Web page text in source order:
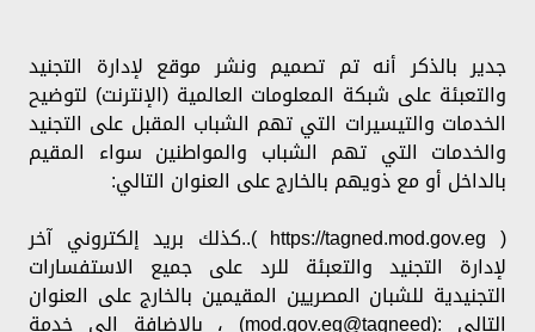
جدير بالذكر أنه تم تصميم ونشر موقع لإدارة التجنيد
والتعبئة على شبكة المعلومات العالمية (الإنترنت) لتوضيح
الخدمات والتيسيرات التي تهم الشباب المقبل على التجنيد
والخدمات التي تهم الشباب والمواطنين سواء المقيم
بالداخل أو مع ذويهم بالخارج على العنوان التالي:
( https://tagned.mod.gov.eg )..كذلك بريد إلكتروني آخر
لإدارة التجنيد والتعبئة للرد على جميع الاستفسارات
التجنيدية للشبان المصريين المقيمين بالخارج على العنوان
التالي :(mod.gov.eg@tagneed) ، بالإضافة إلى خدمة